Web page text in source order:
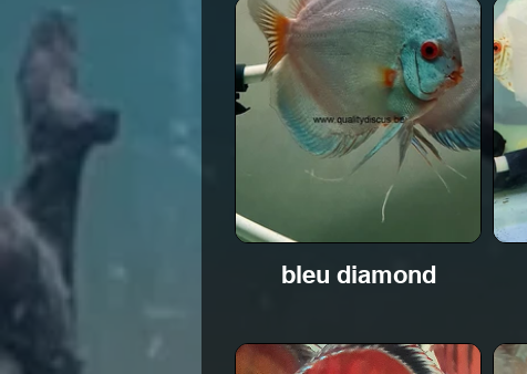
bleu diamond